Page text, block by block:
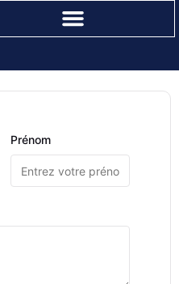
Prénom